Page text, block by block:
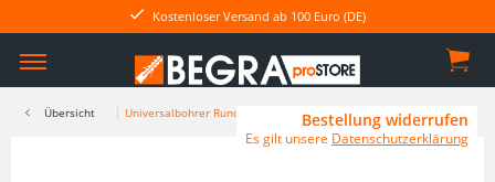
Kostenloser Versand ab 100 Euro (DE)
Übersicht Universalbohrer Rundschaft Bestellung widerrufen
Es gilt unsere Datenschutzerklärung